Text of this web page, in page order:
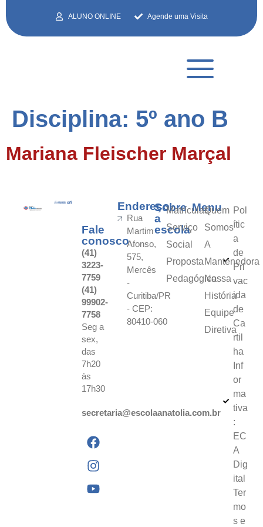
ALUNO ONLINE Agende uma Visita
Disciplina: 5º ano B
Mariana Fleischer Marçal
Fale
conosco
(41)
3223-
7759
(41)
99902-
7758
Seg a
sex,
das
7h20
às
17h30
secretaria@escolaanatolia.com.br
Endereço
Rua
Martim
Afonso,
575,
Mercês
-
Curitiba/PR
- CEP:
80410-060
Sobre
a
escola
Matrículas
Serviço
Social
Proposta
Pedagógica
Menu
Quem
Somos
A
Mantenedora
Nossa
História
Equipe
Diretiva
Pol
ític
a
de
Pri
vac
ida
de
Ca
rtil
ha
Inf
or
ma
tiva
:
EC
A
Dig
ital
Ter
mo
s e